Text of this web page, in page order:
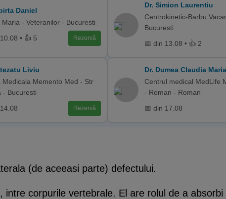
Daniel
Maria - Veteranilor - Bucuresti
• 👍 5 Rezervă
Dr. Simion Laurentiu
Centrokinetic-Barbu
Bucuresti
📅 din 13.08 • 👍 2
Liviu
Medicala Memento Med - Str
- Bucuresti
Rezervă
Dr. Dumea Claudia Maria
Centrul medical MedLife
- Roman - Roman
📅 din 17.08
(de aceeasi parte) defectului.
intre corpurile vertebrale. El are rolul de a